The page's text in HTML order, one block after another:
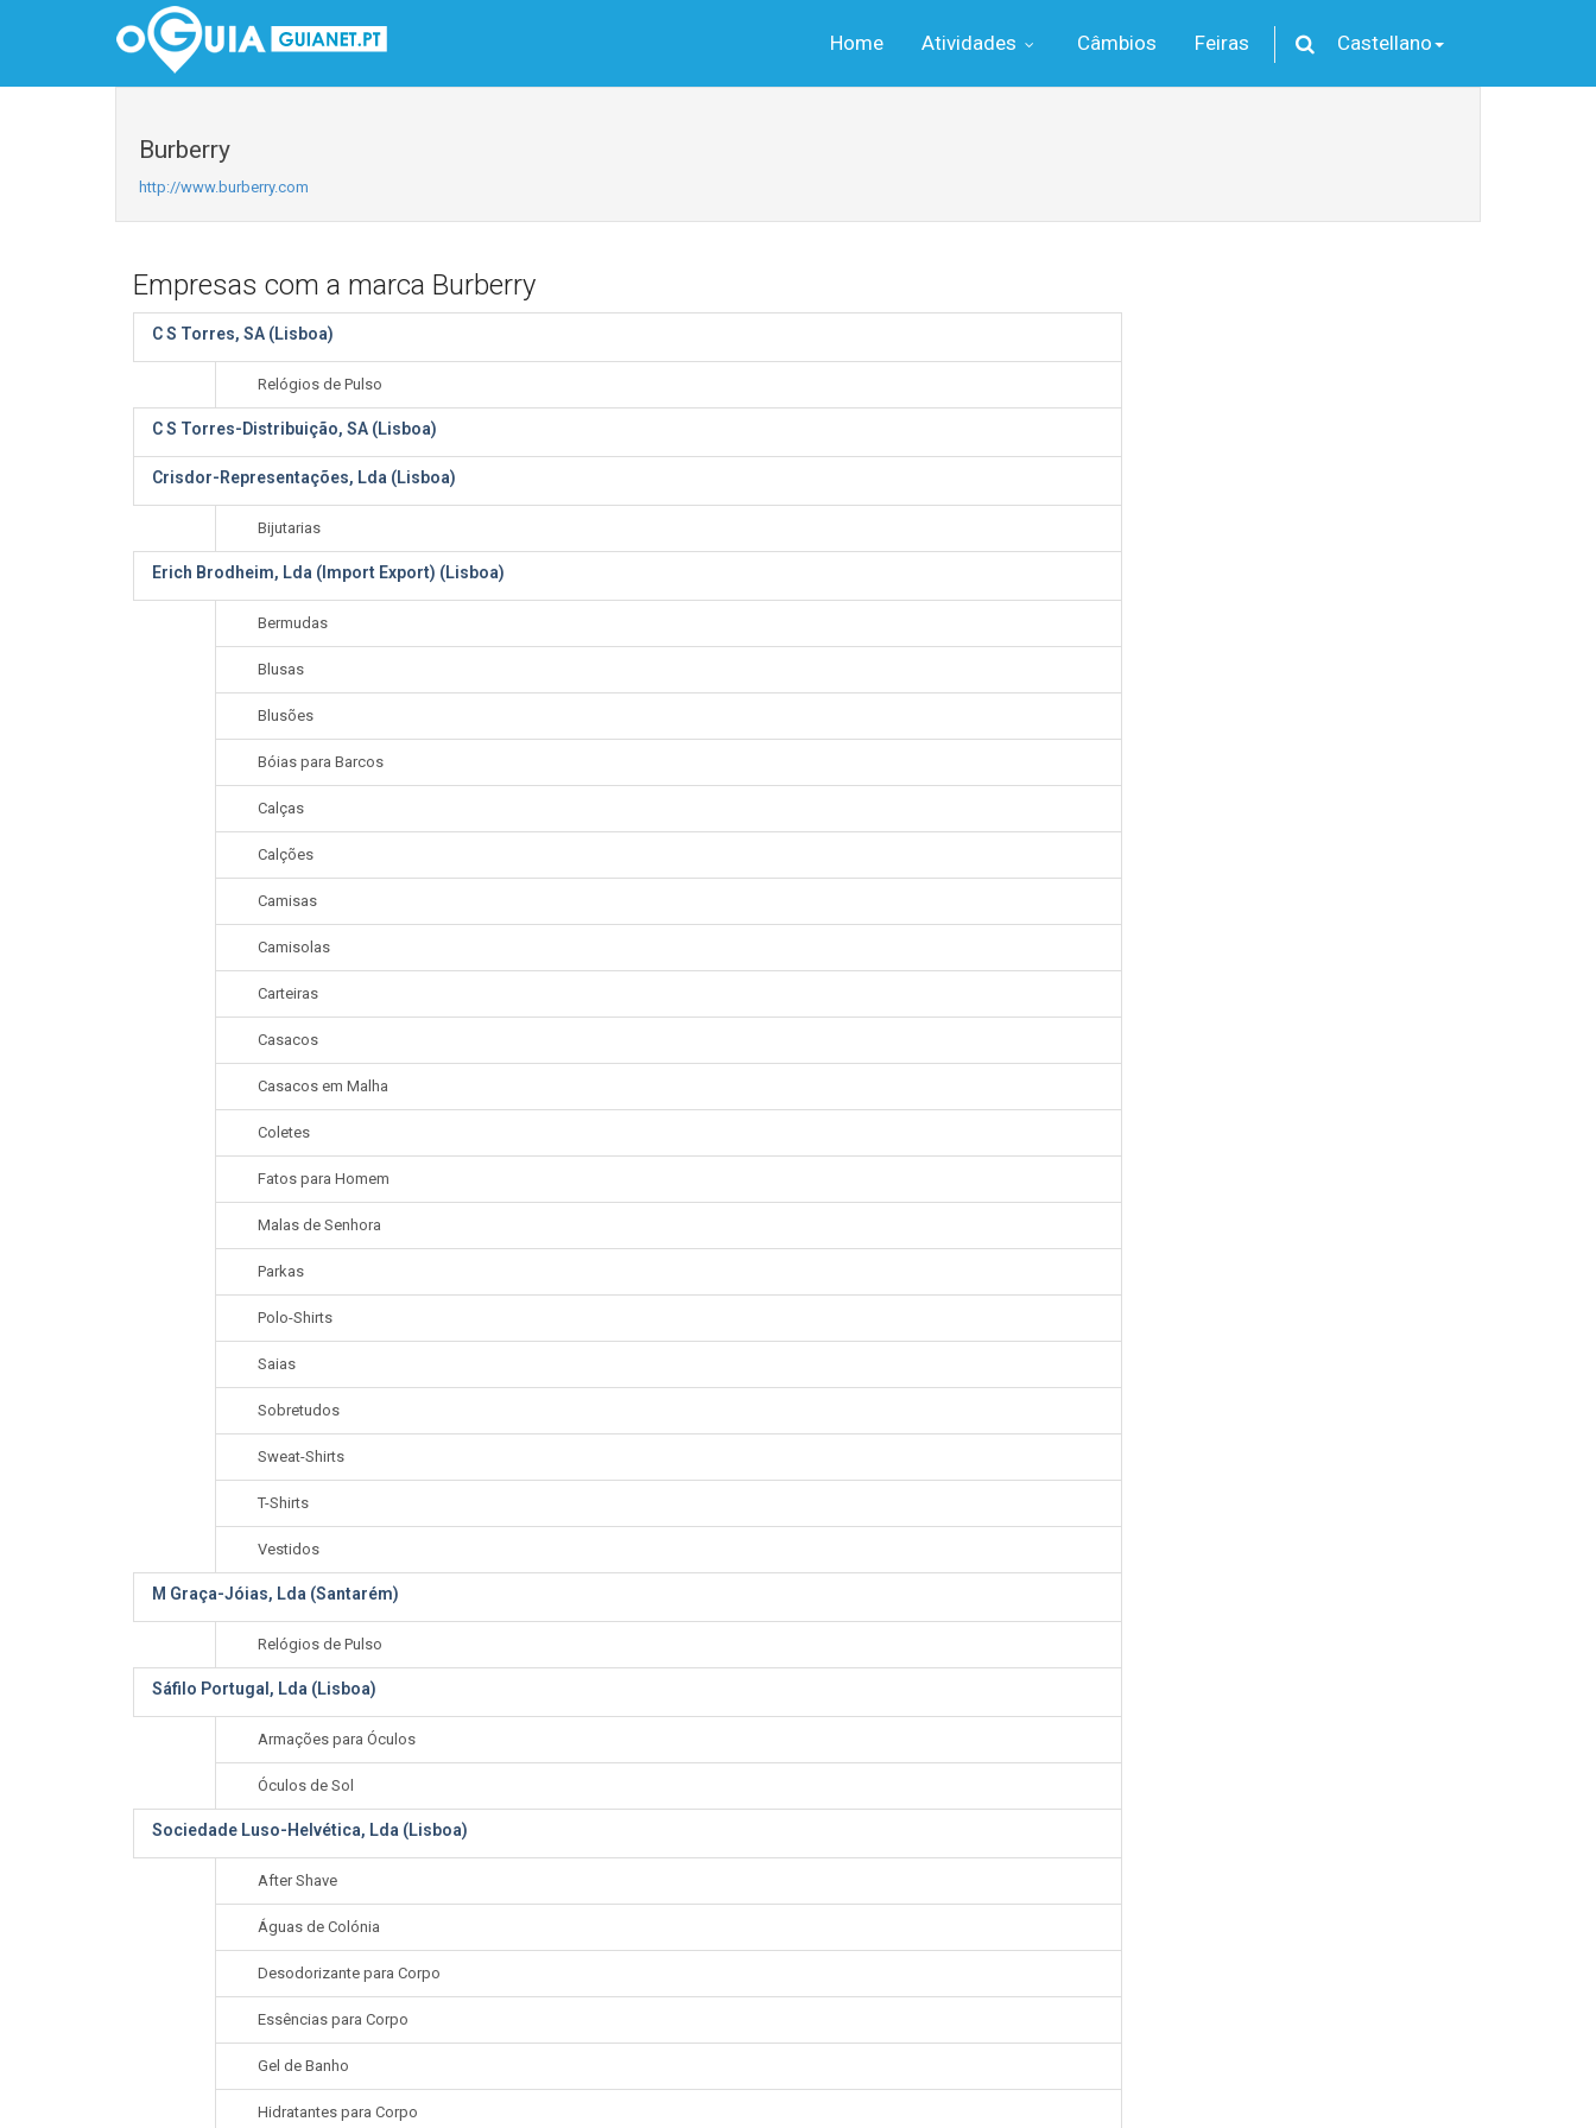
Home Atividades Câmbios Feiras Castellano
Burberry
http://www.burberry.com
Empresas com a marca Burberry
C S Torres, SA (Lisboa)
Relógios de Pulso
C S Torres-Distribuição, SA (Lisboa)
Crisdor-Representações, Lda (Lisboa)
Bijutarias
Erich Brodheim, Lda (Import Export) (Lisboa)
Bermudas
Blusas
Blusões
Bóias para Barcos
Calças
Calções
Camisas
Camisolas
Carteiras
Casacos
Casacos em Malha
Coletes
Fatos para Homem
Malas de Senhora
Parkas
Polo-Shirts
Saias
Sobretudos
Sweat-Shirts
T-Shirts
Vestidos
M Graça-Jóias, Lda (Santarém)
Relógios de Pulso
Sáfilo Portugal, Lda (Lisboa)
Armações para Óculos
Óculos de Sol
Sociedade Luso-Helvética, Lda (Lisboa)
After Shave
Águas de Colónia
Desodorizante para Corpo
Essências para Corpo
Gel de Banho
Hidratantes para Corpo